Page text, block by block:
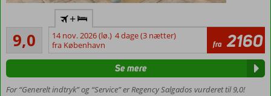
Moderne
indbydende
hotel
Gåafstand
stranden
9,0
Fremragende
12
anmeldelser
+
14 nov. 2026 (lø.) 4 dage (3 nætter)
fra København
fra 2160
For “Generelt indtryk” og “Service” er Regency Salgados vurderet til 9,0!
Se mere